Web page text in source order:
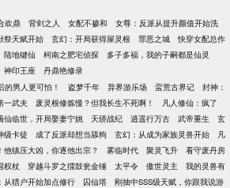
欢鼎 背剑之人 女配不掺和
女尊：反派从提升颜值开始洗
祭天赋开始 玄幻：开局获得屎灵根 罪恶之城
快穿女配总作
陆地键仙 柯南之肥宅侦探
多子多福，我的子嗣都是仙灵
神印王座 丹鼎艳修录
的男人更可怕！ 盗梦千年 异界游乐场 蛮荒古界记
封神：
一武夫 废灵根修炼慢？但我长生不死啊！
凡人修仙：疯了
仙临世，开局娶妻宁姚 天骄战纪 逍遥行万古 武帝重生
玄
级卡徒 成了反派却想当舔狗 玄幻：从成为家族灵兽开始
凡
他镇压大凶，你逐他出宗？ 雾临时代 聚灵飞升
看守废丹房
权杖 穿越斗罗之擂鼓瓮金锤 太平令 傲世灵主
我的灵兽有
从猎户开始加点修行 囚仙塔
刚抽中SSS级天赋，你跟我说游